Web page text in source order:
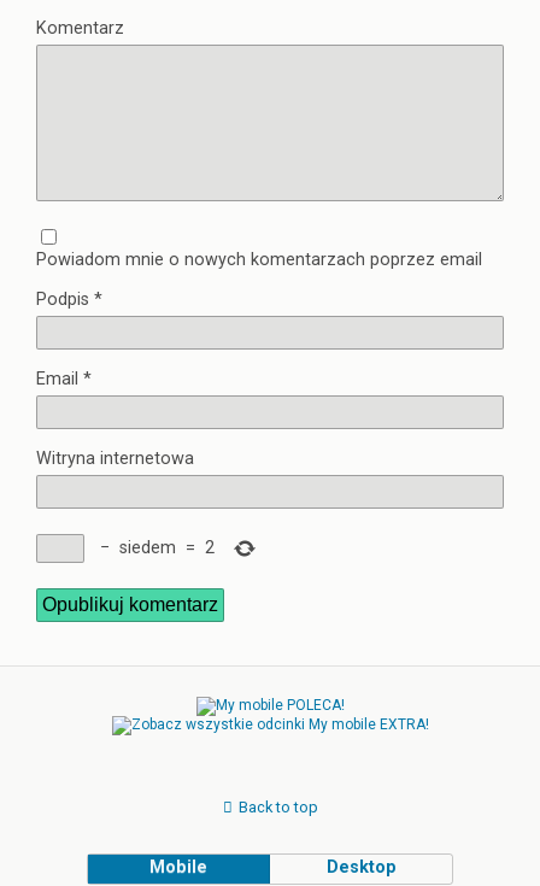
Komentarz
Powiadom mnie o nowych komentarzach poprzez email
Podpis *
Email *
Witryna internetowa
− siedem = 2
Back to top
Mobile Desktop